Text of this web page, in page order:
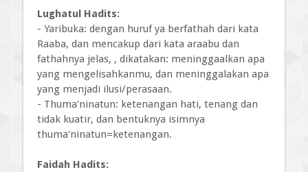
Lughatul Hadits:
- Yaribuka: dengan huruf ya berfathah dari kata
Raaba, dan mencakup dari kata araabu dan
fathahnya jelas, , dikatakan: meninggaalkan apa
yang mengelisahkanmu, dan meninggalakan apa
yang menjadi ilusi/perasaan.
- Thuma'ninatun: ketenangan hati, tenang dan
tidak kuatir, dan bentuknya isimnya
thuma'ninatun=ketenangan.
Faidah Hadits: